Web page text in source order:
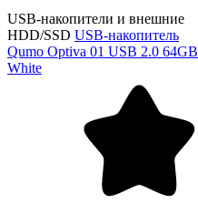
USB-накопители и внешние
HDD/SSD USB-накопитель
Qumo Optiva 01 USB 2.0 64GB
White